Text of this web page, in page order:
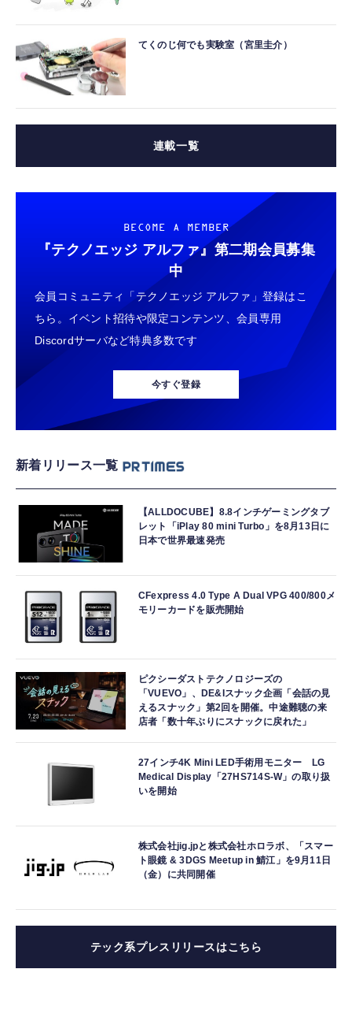
てくのじ何でも実験室（宮里圭介）
連載一覧
BECOME A MEMBER
『テクノエッジ アルファ』 第二期会員募集
中
会員コミュニティ「テクノエッジ アルファ」登録はこ
ちら。イベント招待や限定コンテンツ、会員専用
Discordサーバなど特典多数です
今すぐ登録
新着リリース一覧
【ALLDOCUBE】8.8インチゲーミングタブ
レット「iPlay 80 mini Turbo」を8月13日に
日本で世界最速発売
CFexpress 4.0 Type A Dual VPG 400/800メ
モリーカードを販売開始
ピクシーダストテクノロジーズの
「VUEVO」、DE&Iスナック企画「会話の見
えるスナック」第2回を開催。中途難聴の来
店者「数十年ぶりにスナックに戻れた」
27インチ4K Mini LED手術用モニター LG
Medical Display「27HS714S-W」の取り扱
いを開始
株式会社jig.jpと株式会社ホロラボ、「スマー
ト眼鏡 & 3DGS Meetup in 鯖江」を9月11日
（金）に共同開催
テック系プレスリリースはこちら